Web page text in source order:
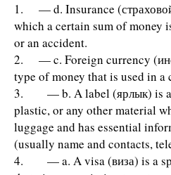
1. — d. Insurance
which a certain sum of money
or an accident.
2. — c. Foreign currency
type of money that is used in a
3. — b. A label (ярлык) is a
plastic, or any other material
luggage and has essential
(usually name and contacts,
4. — a. A visa (виза) is a